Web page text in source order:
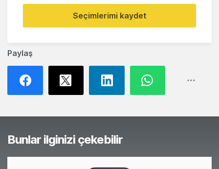
Paylaş
Seçimlerimi kaydet
Bunlar ilginizi çekebilir